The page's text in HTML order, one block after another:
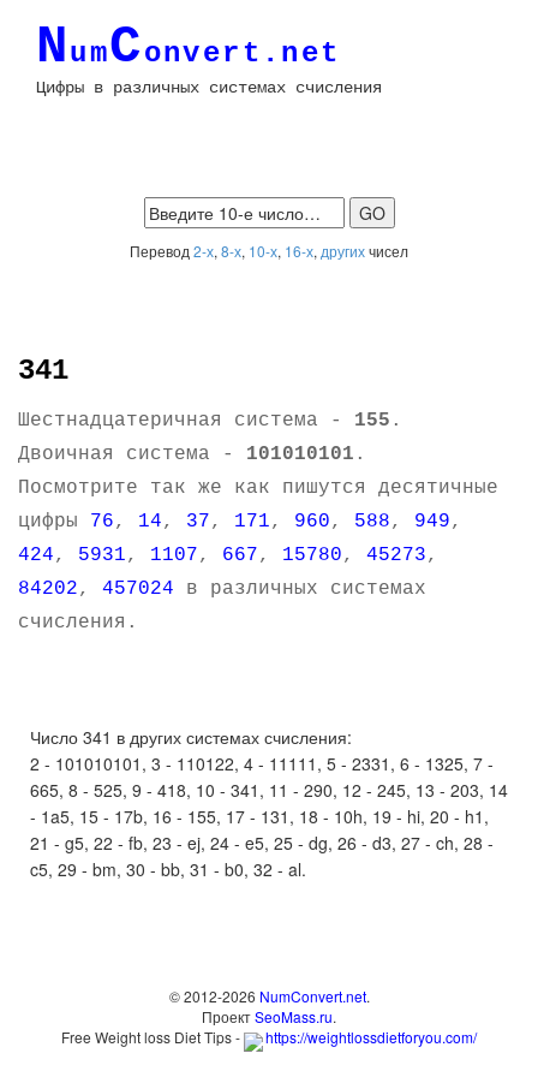
NumConvert.net
Цифры в различных системах счисления
Перевод 2-х, 8-х, 10-х, 16-х, другихчисел
341
Шестнадцатеричная система - 155 .
Двоичная система - 101010101 .
Посмотрите так же как пишутся десятичные
цифры 76, 14, 37, 171, 960, 588, 949,
424, 5931, 1107, 667, 15780, 45273,
84202, 457024 в различных системах
счисления.
Число 341 в других системах счисления:
2 - 101010101, 3 - 110122, 4 - 11111, 5 - 2331, 6 - 1325, 7 -
665, 8 - 525, 9 - 418, 10 - 341, 11 - 290, 12 - 245, 13 - 203, 14
- 1a5, 15 - 17b, 16 - 155, 17 - 131, 18 - 10h, 19 - hi, 20 - h1,
21 - g5, 22 - fb, 23 - ej, 24 - e5, 25 - dg, 26 - d3, 27 - ch, 28 -
c5, 29 - bm, 30 - bb, 31 - b0, 32 - al.
© 2012-2026 NumConvert.net.
ПроектSeoMass.ru.
Free Weight loss Diet Tips -
https://weightlossdietforyou.com/